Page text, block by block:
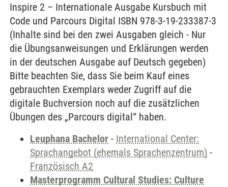
Inspire 2 – Internationale Ausgabe Kursbuch mit
Code und Parcours Digital ISBN 978-3-19-233387-3
(Inhalte sind bei den zwei Ausgaben gleich - Nur
die Übungsanweisungen und Erklärungen werden
in der deutschen Ausgabe auf Deutsch gegeben)
Bitte beachten Sie, dass Sie beim Kauf eines
gebrauchten Exemplars weder Zugriff auf die
digitale Buchversion noch auf die zusätzlichen
Übungen des „Parcours digital“ haben.
Leuphana Bachelor - International Center:
Sprachangebot (ehemals Sprachenzentrum) -
Französisch A2
Masterprogramm Cultural Studies: Culture